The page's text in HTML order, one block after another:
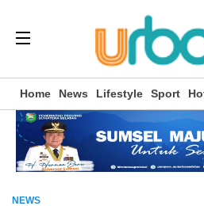
Home News Lifestyle Sport
NEWS